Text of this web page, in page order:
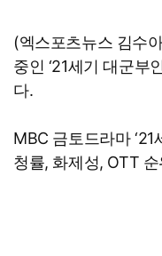
(엑스포츠뉴스 김수
중인 ‘21세기 대군부
다.
MBC 금토드라마 ‘21
청률, 화제성, OTT